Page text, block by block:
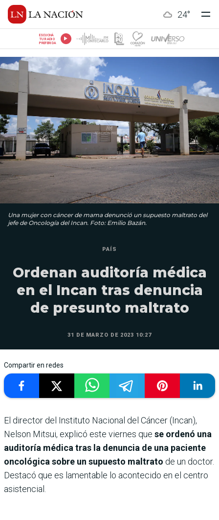
24°
ESCUCHÁ
TU RADIO
PREFERIDA
Una mujer con cáncer de mama denunció un supuesto maltrato del
jefe de Oncología del Incan. Foto: Emilio Bazán.
PAÍS
Ordenan auditoría médica
en el Incan tras denuncia
de presunto maltrato
31 DE MARZO DE 2023 10:27
Compartir en redes
El director del Instituto Nacional del Cáncer (Incan),
Nelson Mitsui, explicó este viernes que se ordenó una
auditoría médica tras la denuncia de una paciente
oncológica sobre un supuesto maltrato de un doctor.
Destacó que es lamentable lo acontecido en el centro
asistencial.